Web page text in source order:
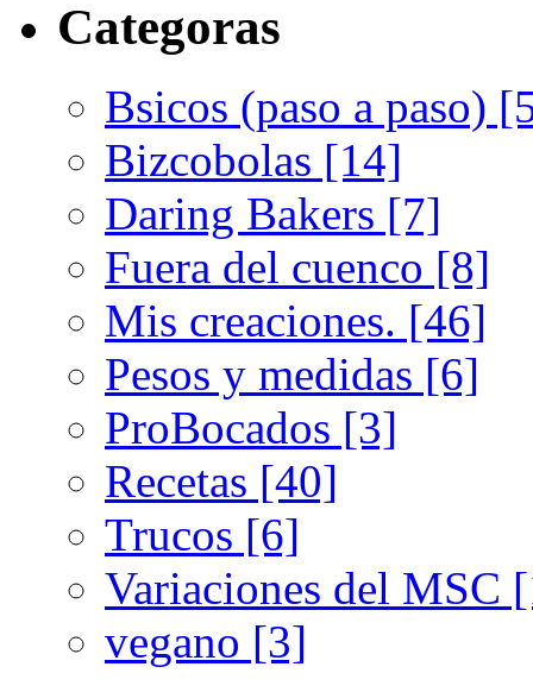
Categoras
Bsicos (paso a paso)
Bizcobolas [14]
Daring Bakers [7]
Fuera del cuenco [8]
Mis creaciones. [46]
Pesos y medidas [6]
ProBocados [3]
Recetas [40]
Trucos [6]
Variaciones del MSC
vegano [3]